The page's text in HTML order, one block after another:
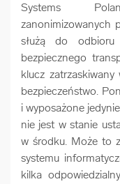
COOKIE
Systems
zanonimizowanych
służą do odbioru
bezpiecznego
klucz
bezpieczeństwo.
i wyposażone
nie jest w stanie
w środku. Może to
systemu
kilka